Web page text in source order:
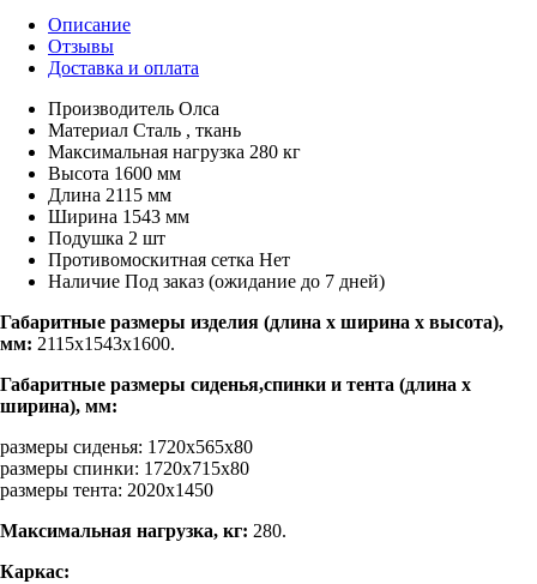
Описание
Отзывы
Доставка и оплата
Производитель Олса
Материал Сталь , ткань
Максимальная нагрузка 280 кг
Высота 1600 мм
Длина 2115 мм
Ширина 1543 мм
Подушка 2 шт
Противомоскитная сетка Нет
Наличие Под заказ (ожидание до 7 дней)
Габаритные размеры изделия (длина х ширина х высота),
мм: 2115х1543х1600.
Габаритные размеры сиденья,спинки и тента (длина х
ширина), мм:
размеры сиденья: 1720х565х80
размеры спинки: 1720х715х80
размеры тента: 2020х1450
Максимальная нагрузка, кг: 280.
Каркас: